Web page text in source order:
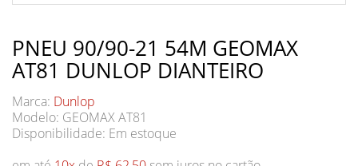
PNEU 90/90-21 54M GEOMAX
AT81 DUNLOP DIANTEIRO
Marca: Dunlop
Modelo: GEOMAX AT81
Disponibilidade: Em estoque